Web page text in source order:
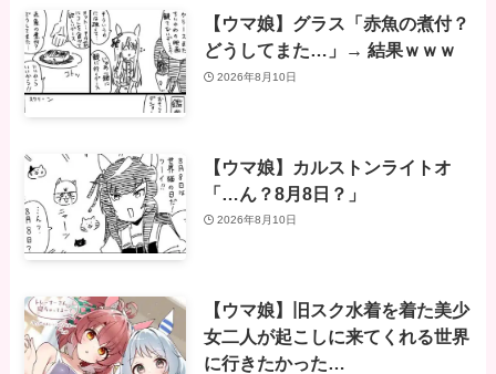
【ウマ娘】グラス「赤魚の煮付？
どうしてまた…」→ 結果ｗｗｗ
2026年8月10日
【ウマ娘】カルストンライトオ
「…ん？8月8日？」
2026年8月10日
【ウマ娘】旧スク水着を着た美少
女二人が起こしに来てくれる世界
に行きたかった…